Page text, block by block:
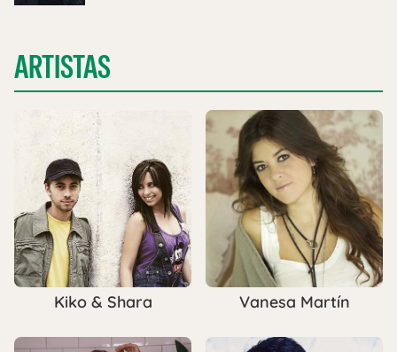
ARTISTAS
Kiko & Shara Vanesa Martín